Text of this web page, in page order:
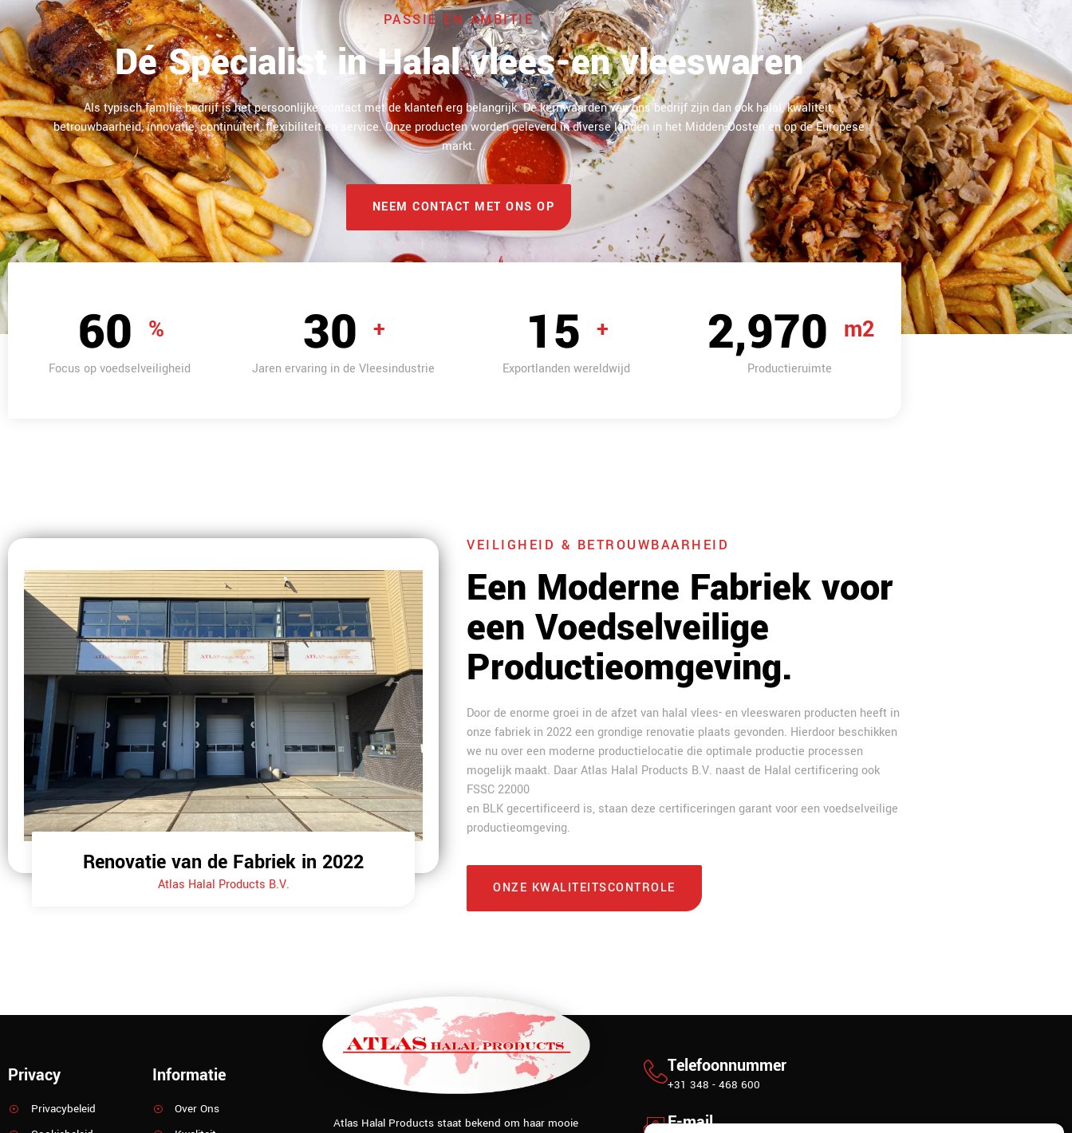
PASSIE EN AMBITIE
Dé Specialist in Halal vlees-en vleeswaren
Als typisch familie bedrijf is het persoonlijke contact met de klanten erg belangrijk. De kernwaarden van ons bedrijf zijn dan ook halal, kwaliteit,
betrouwbaarheid, innovatie, continuïteit, flexibiliteit en service. Onze producten worden geleverd in diverse landen in het Midden-Oosten en op de Europese
markt.
NEEM CONTACT MET ONS OP
100 %
Focus op voedselveiligheid
50 +
Jaren ervaring in de Vleesindustrie
25 +
Exportlanden wereldwijd
5,000 m2
Productieruimte
Renovatie van de Fabriek in 2022
Atlas Halal Products B.V.
VEILIGHEID & BETROUWBAARHEID
Een Moderne Fabriek voor
een Voedselveilige
Productieomgeving.
Door de enorme groei in de afzet van halal vlees- en vleeswaren producten heeft in
onze fabriek in 2022 een grondige renovatie plaats gevonden. Hierdoor beschikken
we nu over een moderne productielocatie die optimale productie processen
mogelijk maakt. Daar Atlas Halal Products B.V. naast de Halal certificering ook
FSSC 22000
en BLK gecertificeerd is, staan deze certificeringen garant voor een voedselveilige
productieomgeving.
ONZE KWALITEITSCONTROLE
Privacy
Privacybeleid
Informatie
Over Ons
Atlas Halal Products staat bekend om haar mooie
Telefoonnummer
+31 348 - 468 600
E-mail